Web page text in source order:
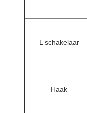
L schakelaar
Haak